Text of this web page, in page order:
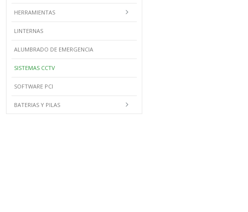
HERRAMIENTAS
LINTERNAS
ALUMBRADO DE EMERGENCIA
SISTEMAS CCTV
SOFTWARE PCI
BATERIAS Y PILAS